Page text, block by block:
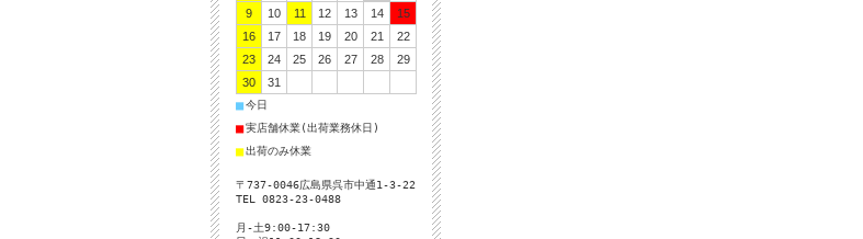
9
10 11 12 13 14
15
16
17 18 19 20 21
22
23
24 25 26 27 28
29
30
31
■今日
■実店舗休業(出荷業務休日)
■出荷のみ休業
〒737-0046広島県呉市中通1-3-22
TEL 0823-23-0488
月-土9:00-17:30